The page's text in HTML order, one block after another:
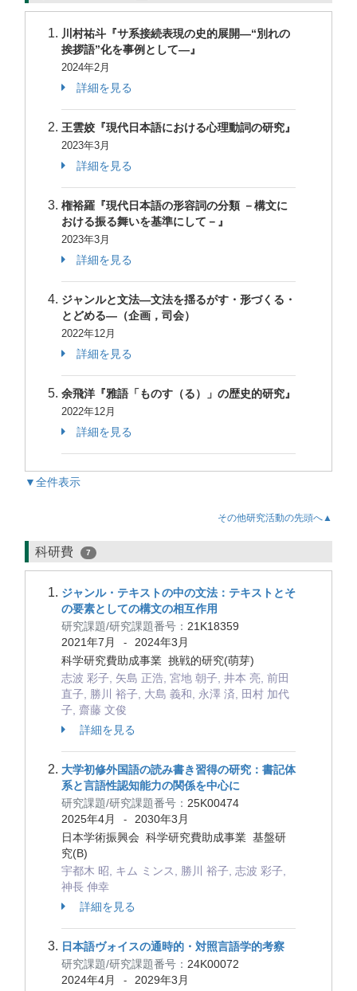
川村祐斗『サ系接続表現の史的展開―“別れの
挨拶語”化を事例として―』
2024年2月
詳細を見る
王雲姣『現代日本語における心理動詞の研究』
2023年3月
詳細を見る
権裕羅『現代日本語の形容詞の分類 －構文に
おける振る舞いを基準にして－』
2023年3月
詳細を見る
ジャンルと文法—文法を揺るがす・形づくる・
とどめる—（企画，司会）
2022年12月
詳細を見る
余飛洋『雅語「ものす（る）」の歴史的研究』
2022年12月
詳細を見る
▼全件表示
その他研究活動の先頭へ▲
科研費 7
ジャンル・テキストの中の文法：テキストとそ
の要素としての構文の相互作用
研究課題/研究課題番号： 21K18359
2021年7月
-
2024年3月
科学研究費助成事業 挑戦的研究(萌芽)
志波 彩子, 矢島 正浩, 宮地 朝子, 井本 亮, 前田
直子, 勝川 裕子, 大島 義和, 永澤 済, 田村 加代
子, 齋藤 文俊
詳細を見る
大学初修外国語の読み書き習得の研究：書記体
系と言語性認知能力の関係を中心に
研究課題/研究課題番号： 25K00474
2025年4月
-
2030年3月
日本学術振興会 科学研究費助成事業 基盤研
究(B)
宇都木 昭, キム ミンス, 勝川 裕子, 志波 彩子,
神長 伸幸
詳細を見る
日本語ヴォイスの通時的・対照言語学的考察
研究課題/研究課題番号： 24K00072
2024年4月
-
2029年3月